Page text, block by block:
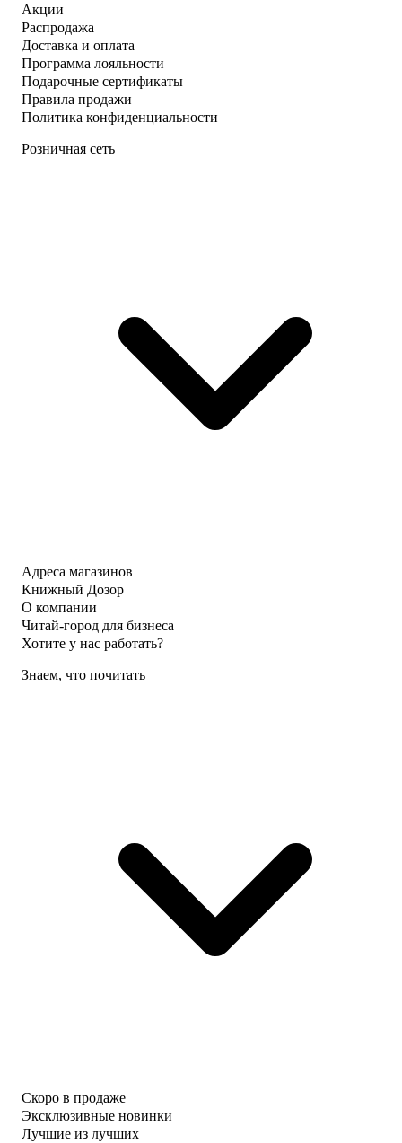
Акции
Распродажа
Доставка и оплата
Программа лояльности
Подарочные сертификаты
Правила продажи
Политика конфиденциальности
Розничная сеть
Адреса магазинов
Книжный Дозор
О компании
Читай-город для бизнеса
Хотите у нас работать?
Знаем, что почитать
Скоро в продаже
Эксклюзивные новинки
Лучшие из лучших